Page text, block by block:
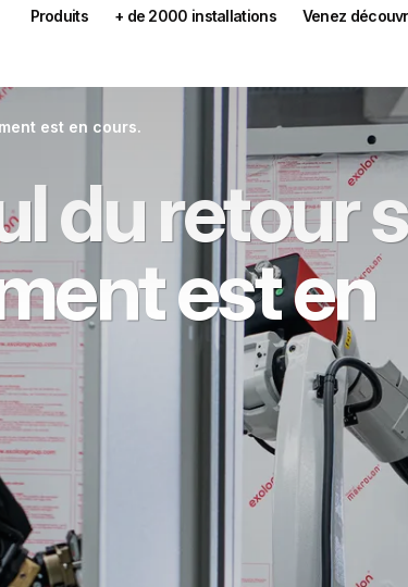
Produits + de 2000 installations Venez
est en cours.
du retour
est en